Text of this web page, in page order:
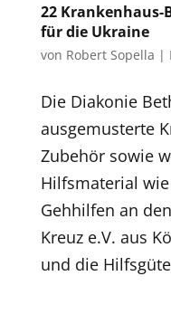
22
für die Ukraine
von Robert Sopella |
Die Diakonie
ausgemusterte
Zubehör sowie
Hilfsmaterial
Gehhilfen an
Kreuz e.V. aus
und die